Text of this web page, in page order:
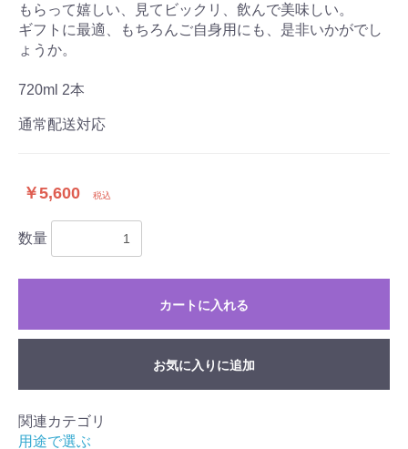
もらって嬉しい、見てビックリ、飲んで美味しい。
ギフトに最適、もちろんご自身用にも、是非いかがでし
ょうか。
720ml 2本
通常配送対応
￥5,600 税込
数量
カートに入れる
お気に入りに追加
関連カテゴリ
用途で選ぶ